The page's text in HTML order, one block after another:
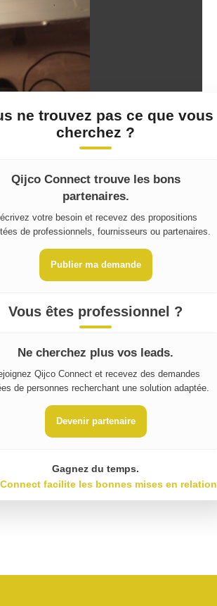
dans la limite du raisonnable.
le montant pour la location):
ne trouvez pas ce que vous
cherchez ?
Qijco Connect trouve les bons
partenaires.
votre besoin et recevez des propositions
de professionnels, fournisseurs ou partenaires.
Publier ma demande
Vous êtes professionnel ?
Ne cherchez plus vos leads.
Qijco Connect et recevez des demandes
de personnes recherchant une solution adaptée.
Devenir partenaire
Gagnez du temps.
facilite les bonnes mises en